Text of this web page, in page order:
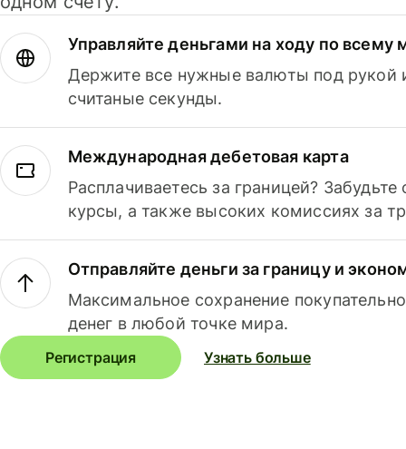
Управляйте деньгами на ходу по всему
Держите все нужные валюты под рукой
считаные секунды.
Международная дебетовая карта
Расплачиваетесь за границей?
курсы, а также высоких комиссиях за
Отправляйте деньги за границу и
Максимальное сохранение
денег в любой точке мира.
Регистрация Узнать больше